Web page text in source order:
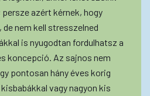
persze azért kérnek, hogy
nem kell stresszelned
is nyugodtan fordulhatsz a
koncepció. Az sajnos nem
pontosan hány éves korig
vagy nagyon kis